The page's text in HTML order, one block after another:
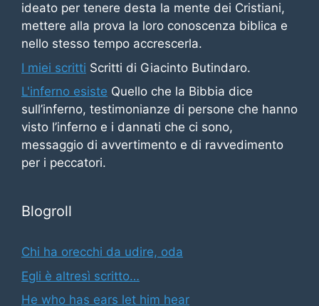
ideato per tenere desta la mente dei Cristiani,
mettere alla prova la loro conoscenza biblica e
nello stesso tempo accrescerla.
I miei scritti Scritti di Giacinto Butindaro.
L'inferno esiste Quello che la Bibbia dice
sull’inferno, testimonianze di persone che hanno
visto l’inferno e i dannati che ci sono,
messaggio di avvertimento e di ravvedimento
per i peccatori.
Blogroll
Chi ha orecchi da udire, oda
Egli è altresì scritto…
He who has ears let him hear